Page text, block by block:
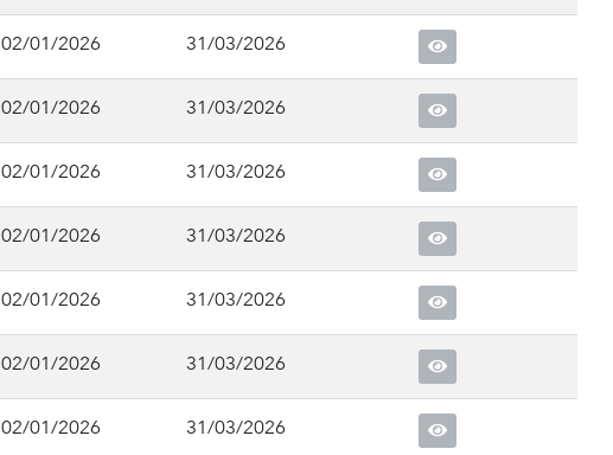
02/01/2026 31/03/2026
02/01/2026 31/03/2026
02/01/2026 31/03/2026
02/01/2026 31/03/2026
02/01/2026 31/03/2026
02/01/2026 31/03/2026
02/01/2026 31/03/2026